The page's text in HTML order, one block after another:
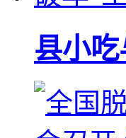
县小